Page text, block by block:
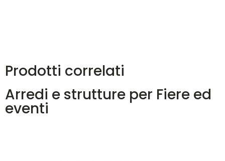
Prodotti correlati
Arredi e strutture per Fiere ed
eventi